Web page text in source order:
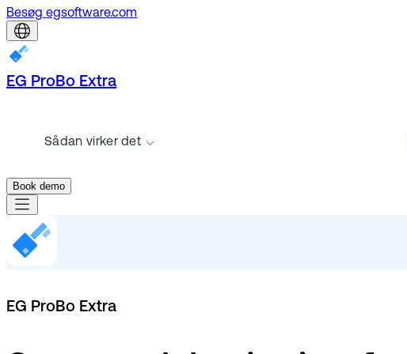
Besøg egsoftware.com
EG ProBo Extra
Sådan virker det
Book demo
EG ProBo Extra